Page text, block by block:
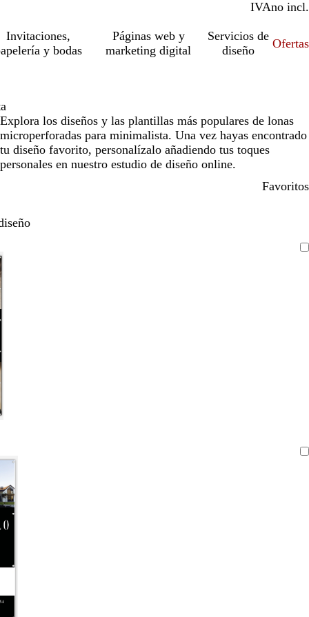
IVAincl.
no incl.
Invitaciones,
y bodas
Páginas web y
marketing digital
Servicios de
diseño
Ofertas
Explora los diseños y las plantillas más populares de lonas
microperforadas para minimalista. Una vez hayas encontrado
tu diseño favorito, personalízalo añadiendo tus toques
personales en nuestro estudio de diseño online.
Favoritos